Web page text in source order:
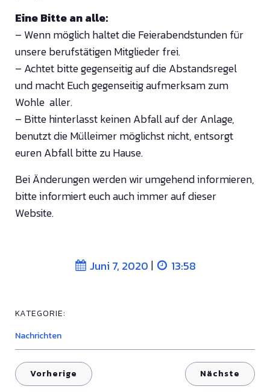
Eine Bitte an alle:
– Wenn möglich haltet die Feierabendstunden für
unsere berufstätigen Mitglieder frei.
– Achtet bitte gegenseitig auf die Abstandsregel
und macht Euch gegenseitig aufmerksam zum
Wohle aller.
– Bitte hinterlasst keinen Abfall auf der Anlage,
benutzt die Mülleimer möglichst nicht, entsorgt
euren Abfall bitte zu Hause.
Bei Änderungen werden wir umgehend informieren,
bitte informiert euch auch immer auf dieser
Website.
Juni 7, 2020 | 13:58
KATEGORIE:
Nachrichten
Vorherige Nächste